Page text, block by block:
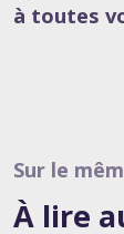
à toutes
Sur le
À lire